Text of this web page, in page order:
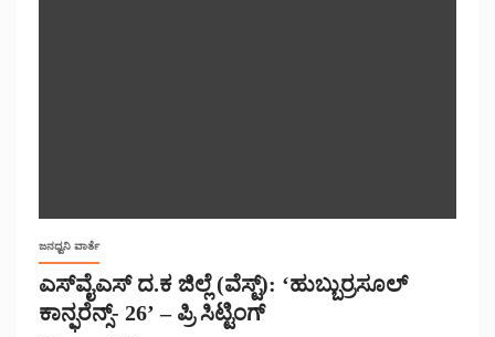
ಜನಧ್ವನಿ ವಾರ್ತೆ
ಎಸ್‌ವೈಎಸ್ ದ.ಕ ಜಿಲ್ಲೆ (ವೆಸ್ಟ್): ‘ಹುಬ್ಬುರ್ರಸೂಲ್
ಕಾನ್ಫರೆನ್ಸ್- 26’ – ಪ್ರಿ ಸಿಟ್ಟಿಂಗ್